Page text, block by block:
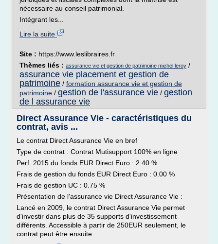
nécessaire au conseil patrimonial.
Intégrant les...
Lire la suite
Site : https://www.leslibraires.fr
Thèmes liés : assurance vie et gestion de patrimoine michel leroy /
assurance vie placement et gestion de
patrimoine / formation assurance vie et gestion de
patrimoine / gestion de l'assurance vie / gestion
de l assurance vie
Direct Assurance Vie - caractéristiques du
contrat, avis ...
Le contrat Direct Assurance Vie en bref
Type de contrat : Contrat Mutisupport 100% en ligne
Perf. 2015 du fonds EUR Direct Euro : 2.40 %
Frais de gestion du fonds EUR Direct Euro : 0.00 %
Frais de gestion UC : 0.75 %
Présentation de l'assurance vie Direct Assurance Vie :
Lancé en 2009, le contrat Direct Assurance Vie permet
d'investir dans plus de 35 supports d'investissement
différents. Accessible à partir de 250EUR seulement, le
contrat peut être ensuite...